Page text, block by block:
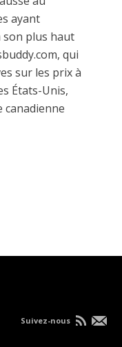
ayant
plus haut
qui
sur les prix à
États-Unis,
canadienne
Suivez-nous